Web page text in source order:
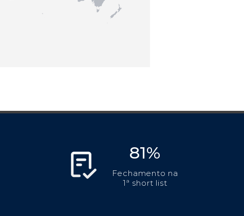
81%
Fechamento na
1ª short list